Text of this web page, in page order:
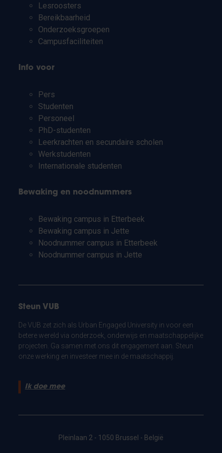
Lesroosters
Bereikbaarheid
Onderzoeksgroepen
Campusfaciliteiten
Info voor
Pers
Studenten
Personeel
PhD-studenten
Leerkrachten en secundaire scholen
Werkstudenten
Internationale studenten
Bewaking en noodnummers
Bewaking campus in Etterbeek
Bewaking campus in Jette
Noodnummer campus in Etterbeek
Noodnummer campus in Jette
Steun VUB
De VUB zet zich als Urban Engaged University in voor een
betere wereld via onderzoek, onderwijs en maatschappelijke
projecten. Ga samen met ons dit engagement aan. Steun
onze werking en investeer mee in de maatschappij.
Ik doe mee
Pleinlaan 2 - 1050 Brussel - België